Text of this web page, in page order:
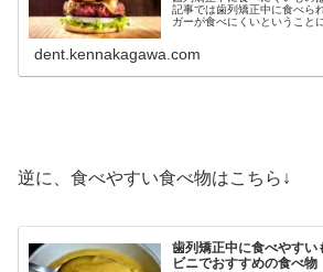
記事では歯列矯正中に食べら
ガーが食べにくいということ
dent.kennakagawa.com
逆に、食べやすい食べ物はこちら↓
歯列矯正中に食べやす
ビニでおすすめの食べ物